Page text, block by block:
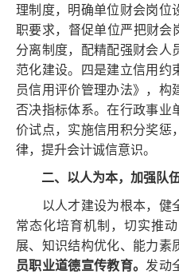
理制度，明确单位财会岗位
职要求，督促单位严把财会
分离制度，配精配强财会人
范化建设。四是建立信用约
员信用评价管理办法》，构
否决指标体系。在行政事业
价试点，实施信用积分奖惩
律，提升会计诚信意识。
二、以人为本，加强队
以人才建设为根本，健
常态化培育机制，切实推
展、知识结构优化、能力素
员职业道德宣传教育。 发动